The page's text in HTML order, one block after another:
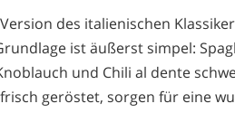
des italienischen
ist äußerst simpel:
und Chili al dente
geröstet, sorgen für eine